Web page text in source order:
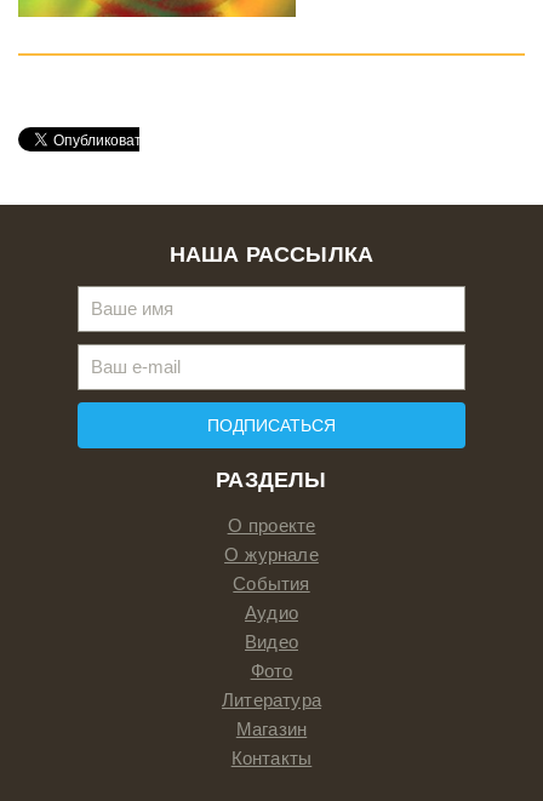
РАЗДЕЛЫ
О проекте
О журнале
События
Аудио
Видео
Фото
Литература
Магазин
Контакты
НАША РАССЫЛКА
ПОДПИСАТЬСЯ